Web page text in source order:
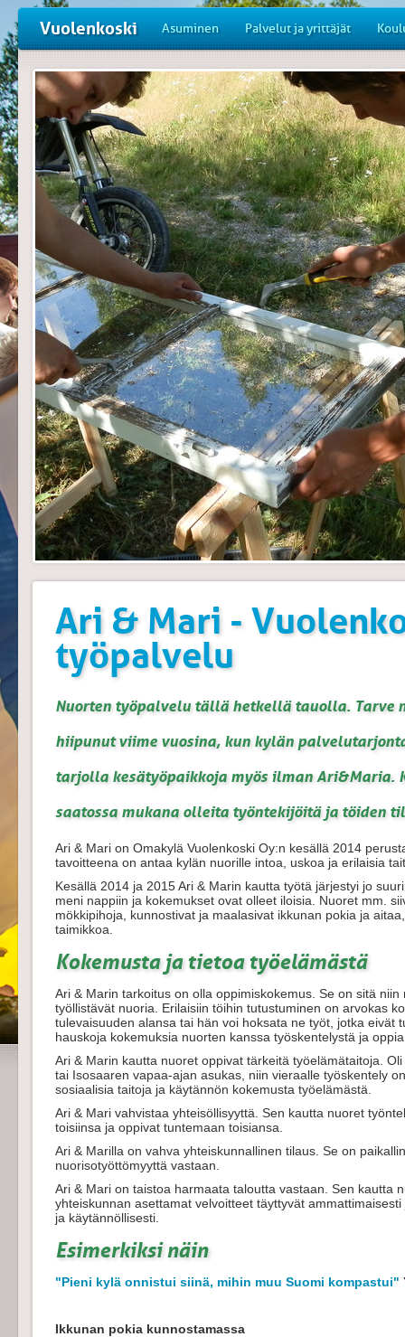
Vuolenkoski Asuminen Palvelut ja yrittäjät
Ari & Mari -
työpalvelu
Nuorten työpalvelu tällä hetkellä tauolla. Tarve
hiipunut viime vuosina, kun kylän
tarjolla kesätyöpaikkoja myös ilman Ari&Maria.
saatossa mukana olleita työntekijöitä ja töiden
Ari & Mari on Omakylä Vuolenkoski Oy:n kesällä 2014
tavoitteena on antaa kylän nuorille intoa, uskoa ja erilaisia
Kesällä 2014 ja 2015 Ari & Marin kautta työtä järjestyi jo
meni nappiin ja kokemukset ovat olleet iloisia. Nuoret mm.
mökkipihoja, kunnostivat ja maalasivat ikkunan pokia ja
taimikkoa.
Kokemusta ja tietoa työelämästä
Ari & Marin tarkoitus on olla oppimiskokemus. Se on sitä
työllistävät nuoria. Erilaisiin töihin tutustuminen on arvokas
tulevaisuuden alansa tai hän voi hoksata ne työt, jotka eivät
hauskoja kokemuksia nuorten kanssa työskentelystä ja
Ari & Marin kautta nuoret oppivat tärkeitä työelämätaitoja.
tai Isosaaren vapaa-ajan asukas, niin vieraalle työskentely
sosiaalisia taitoja ja käytännön kokemusta työelämästä.
Ari & Mari vahvistaa yhteisöllisyyttä. Sen kautta nuoret
toisiinsa ja oppivat tuntemaan toisiansa.
Ari & Marilla on vahva yhteiskunnallinen tilaus. Se on
nuorisotyöttömyyttä vastaan.
Ari & Mari on taistoa harmaata taloutta vastaan. Sen kautta
yhteiskunnan asettamat velvoitteet täyttyvät
ja käytännöllisesti.
Esimerkiksi näin
"Pieni kylä onnistui siinä, mihin muu Suomi kompastui"
Ikkunan pokia kunnostamassa